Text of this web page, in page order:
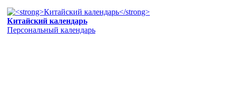
Китайский календарь
Персональный календарь